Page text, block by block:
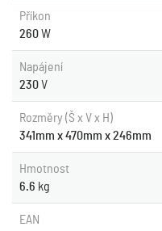
Příkon
260W
Napájení
230V
Rozměry (Š x V x H)
341mm x 470mm x 246mm
Hmotnost
6.6 kg
EAN